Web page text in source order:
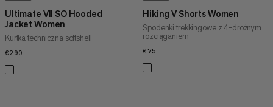
Ultimate VII SO Hooded
Jacket Women
Kurtka techniczna softshell
€290
Hiking V Shorts Women
Spodenki trekkingowe z 4-drożnym
rozciąganiem
€75